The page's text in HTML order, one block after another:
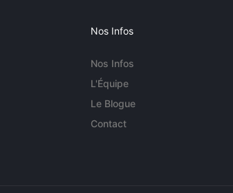
Nos Infos
Nos Infos
L'Équipe
Le Blogue
Contact